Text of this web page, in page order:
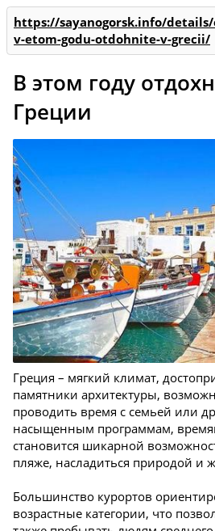
https://sayanogorsk.info/
v-etom-godu-otdohnite-v-grecii/
В этом году
Греции
Греция – мягкий климат,
памятники архитектуры,
проводить время с семьей или
насыщенным программам,
становится шикарной
пляже, насладиться природой
Большинство курортов
возрастные категории, что